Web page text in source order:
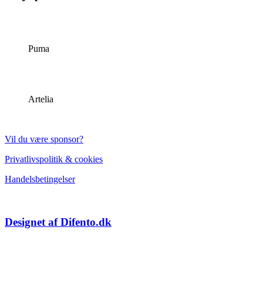
Puma
Artelia
Vil du være sponsor?
Privatlivspolitik & cookies
Handelsbetingelser
Designet af Difento.dk